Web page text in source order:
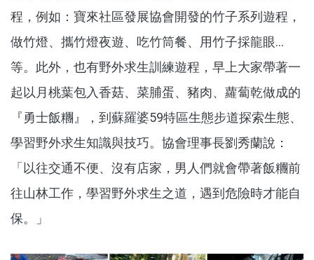
程，例如：寶來社區發展協會開發的竹子系列遊程，
做竹燈、攜竹燈夜遊、吃竹筒餐、用竹子採龍眼…
等。此外，也有野外求生訓練遊程，早上大家帶著一
起以月桃葉包入香菇、菜脯蛋、豬肉、蘿蔔乾做成的
『勇士飯糰』，到蘇羅婆59特區生態步道探索生態、
學習野外求生知識與技巧。協會理事長劉秀蘭說：
「以往交通不便、沒有店家，男人們就會帶著飯糰前
往山林工作，學習野外求生之道，遇到危險時才能自
保。」